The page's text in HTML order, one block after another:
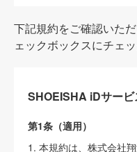
下記規約をご確認いた
ェックボックスにチェ
SHOEISHA iDサー
第1条（適用）
1. 本規約は、株式会社